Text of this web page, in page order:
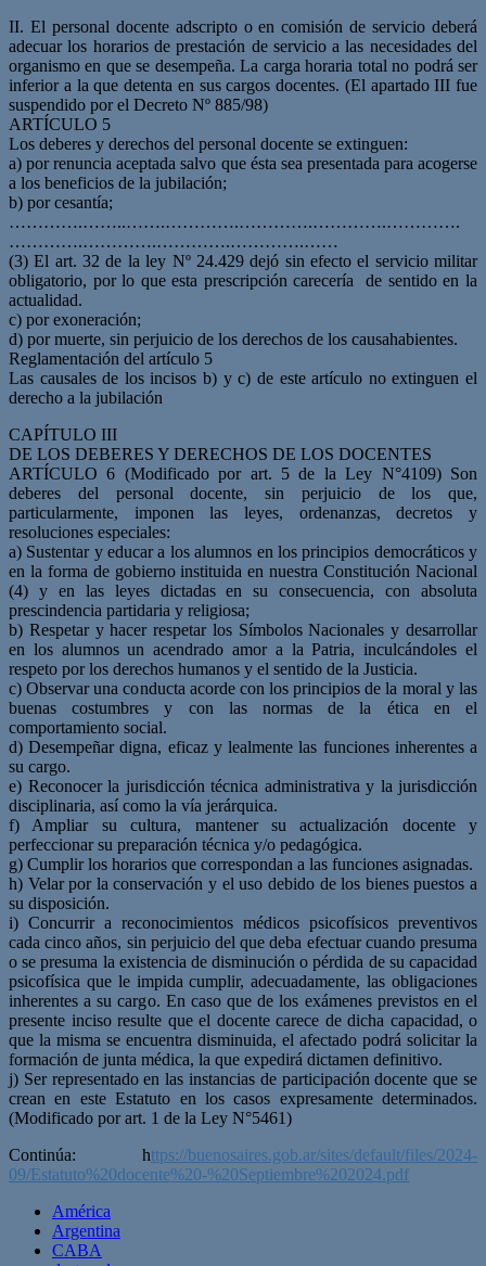
II. El personal docente adscripto o en comisión de servicio deberá
adecuar los horarios de prestación de servicio a las necesidades del
organismo en que se desempeña. La carga horaria total no podrá ser
inferior a la que detenta en sus cargos docentes. (El apartado III fue
suspendido por el Decreto Nº 885/98)
ARTÍCULO 5
Los deberes y derechos del personal docente se extinguen:
a) por renuncia aceptada salvo que ésta sea presentada para acogerse
a los beneficios de la jubilación;
b) por cesantía;
………….……..…….………….………….………….………….
………….………….………….………….……
(3) El art. 32 de la ley Nº 24.429 dejó sin efecto el servicio militar
obligatorio, por lo que esta prescripción carecería de sentido en la
actualidad.
c) por exoneración;
d) por muerte, sin perjuicio de los derechos de los causahabientes.
Reglamentación del artículo 5
Las causales de los incisos b) y c) de este artículo no extinguen el
derecho a la jubilación
CAPÍTULO III
DE LOS DEBERES Y DERECHOS DE LOS DOCENTES
ARTÍCULO 6 (Modificado por art. 5 de la Ley N°4109) Son
deberes del personal docente, sin perjuicio de los que,
particularmente, imponen las leyes, ordenanzas, decretos y
resoluciones especiales:
a) Sustentar y educar a los alumnos en los principios democráticos y
en la forma de gobierno instituida en nuestra Constitución Nacional
(4) y en las leyes dictadas en su consecuencia, con absoluta
prescindencia partidaria y religiosa;
b) Respetar y hacer respetar los Símbolos Nacionales y desarrollar
en los alumnos un acendrado amor a la Patria, inculcándoles el
respeto por los derechos humanos y el sentido de la Justicia.
c) Observar una conducta acorde con los principios de la moral y las
buenas costumbres y con las normas de la ética en el
comportamiento social.
d) Desempeñar digna, eficaz y lealmente las funciones inherentes a
su cargo.
e) Reconocer la jurisdicción técnica administrativa y la jurisdicción
disciplinaria, así como la vía jerárquica.
f) Ampliar su cultura, mantener su actualización docente y
perfeccionar su preparación técnica y/o pedagógica.
g) Cumplir los horarios que correspondan a las funciones asignadas.
h) Velar por la conservación y el uso debido de los bienes puestos a
su disposición.
i) Concurrir a reconocimientos médicos psicofísicos preventivos
cada cinco años, sin perjuicio del que deba efectuar cuando presuma
o se presuma la existencia de disminución o pérdida de su capacidad
psicofísica que le impida cumplir, adecuadamente, las obligaciones
inherentes a su cargo. En caso que de los exámenes previstos en el
presente inciso resulte que el docente carece de dicha capacidad, o
que la misma se encuentra disminuida, el afectado podrá solicitar la
formación de junta médica, la que expedirá dictamen definitivo.
j) Ser representado en las instancias de participación docente que se
crean en este Estatuto en los casos expresamente determinados.
(Modificado por art. 1 de la Ley N°5461)
Continúa: https://buenosaires.gob.ar/sites/default/files/2024-
09/Estatuto%20docente%20-%20Septiembre%202024.pdf
América
Argentina
CABA